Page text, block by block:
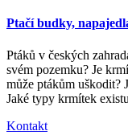
Ptačí budky,
Ptáků v českých
svém pozemku? Je
může ptákům uškodit?
Jaké typy krmítek
Kontakt